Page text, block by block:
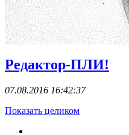
Редактор-ПЛИ!
07.08.2016 16:42:37
Показать целиком